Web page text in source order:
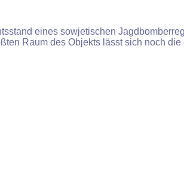
eines sowjetischen
Raum des Objekts lässt sich noch